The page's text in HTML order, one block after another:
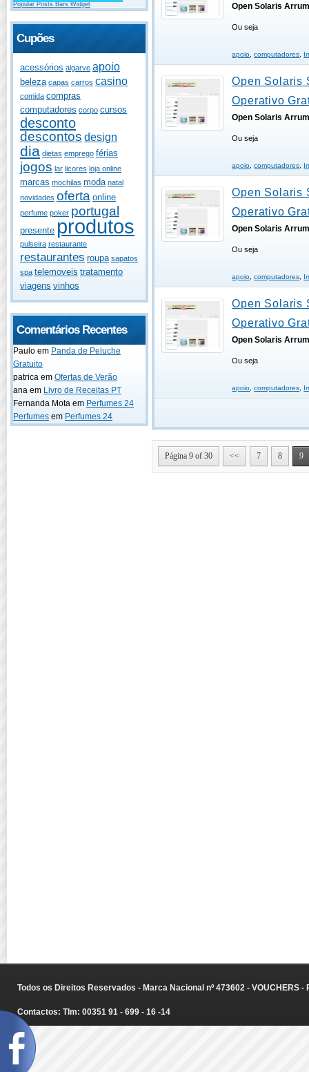
Popular Posts Bars Widget
Cupões
acessórios algarve apoio
beleza capas carros casino
comida compras
computadores corpo cursos
desconto
descontos design
dia dietas emprego férias
jogos lar licores loja online
marcas mochilas moda natal
novidades oferta online
perfume poker portugal
presente produtos
pulseira restaurante
restaurantes roupa sapatos
spa telemoveis tratamento
viagens vinhos
Comentários Recentes
Paulo em Panda de Peluche
Gratuito
patrica em Ofertas de Verão
ana em Livro de Receitas PT
Fernanda Mota em Perfumes 24
Perfumes em Perfumes 24
Open Solaris
Ou seja
apoio ,computadores
Open Solaris
Operativo
Open Solaris
Ou seja
apoio ,computadores
Open Solaris
Operativo
Open Solaris
Ou seja
apoio ,computadores
Open Solaris
Operativo
Open Solaris
Ou seja
apoio ,computadores
Página 9 of 30 << 7 8 9
Todos os Direitos Reservados - Marca Nacional nº 473602 - VOUCHERS
Contactos: Tlm: 00351 91 - 699 - 16 -14